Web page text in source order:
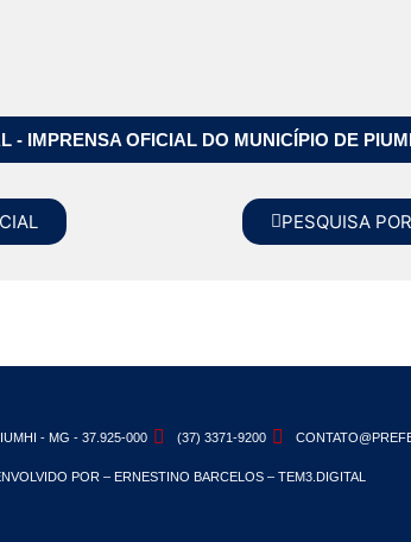
- IMPRENSA OFICIAL DO MUNICÍPIO DE
PESQUISA
- MG - 37.925-000 (37) 3371-9200
POR – ERNESTINO BARCELOS – TEM3.DIGITAL